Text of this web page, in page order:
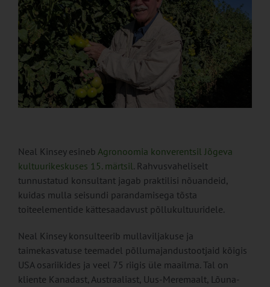
Neal Kinsey esineb Agronoomia konverentsil Jõgeva
kultuurikeskuses 15. märtsil. Rahvusvaheliselt
tunnustatud konsultant jagab praktilisi nõuandeid,
kuidas mulla seisundi parandamisega tõsta
toiteelementide kättesaadavust põllukultuuridele.
Neal Kinsey konsulteerib mullaviljakuse ja
taimekasvatuse teemadel põllumajandustootjaid kõigis
USA osariikides ja veel 75 riigis üle maailma. Tal on
kliente Kanadast, Austraaliast, Uus-Meremaalt, Lõuna-